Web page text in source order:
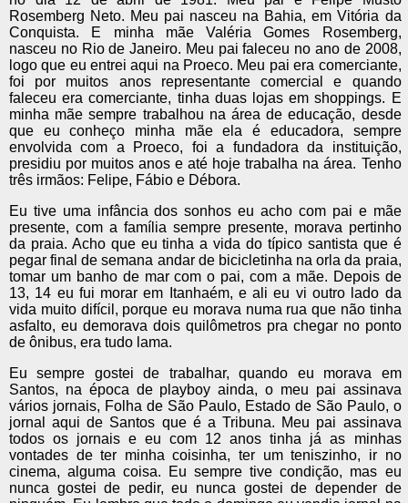
Rosemberg Neto. Meu pai nasceu na Bahia, em Vitória da
Conquista. E minha mãe Valéria Gomes Rosemberg,
nasceu no Rio de Janeiro. Meu pai faleceu no ano de 2008,
logo que eu entrei aqui na Proeco. Meu pai era comerciante,
foi por muitos anos representante comercial e quando
faleceu era comerciante, tinha duas lojas em shoppings. E
minha mãe sempre trabalhou na área de educação, desde
que eu conheço minha mãe ela é educadora, sempre
envolvida com a Proeco, foi a fundadora da instituição,
presidiu por muitos anos e até hoje trabalha na área. Tenho
três irmãos: Felipe, Fábio e Débora.
Eu tive uma infância dos sonhos eu acho com pai e mãe
presente, com a família sempre presente, morava pertinho
da praia. Acho que eu tinha a vida do típico santista que é
pegar final de semana andar de bicicletinha na orla da praia,
tomar um banho de mar com o pai, com a mãe. Depois de
13, 14 eu fui morar em Itanhaém, e ali eu vi outro lado da
vida muito difícil, porque eu morava numa rua que não tinha
asfalto, eu demorava dois quilômetros pra chegar no ponto
de ônibus, era tudo lama.
Eu sempre gostei de trabalhar, quando eu morava em
Santos, na época de playboy ainda, o meu pai assinava
vários jornais, Folha de São Paulo, Estado de São Paulo, o
jornal aqui de Santos que é a Tribuna. Meu pai assinava
todos os jornais e eu com 12 anos tinha já as minhas
vontades de ter minha coisinha, ter um teniszinho, ir no
cinema, alguma coisa. Eu sempre tive condição, mas eu
nunca gostei de pedir, eu nunca gostei de depender de